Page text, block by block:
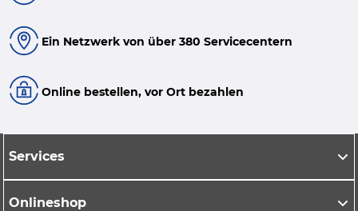
Ein Netzwerk von über 380 Servicecentern
Online bestellen, vor Ort bezahlen
Services
Onlineshop